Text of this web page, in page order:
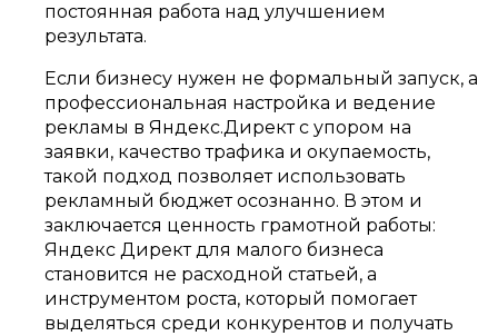
постоянная работа над улучшением
результата.
Если бизнесу нужен не формальный запуск, а
профессиональная настройка и ведение
рекламы в Яндекс.Директ с упором на
заявки, качество трафика и окупаемость,
такой подход позволяет использовать
рекламный бюджет осознанно. В этом и
заключается ценность грамотной работы:
Яндекс Директ для малого бизнеса
становится не расходной статьей, а
инструментом роста, который помогает
выделяться среди конкурентов и получать